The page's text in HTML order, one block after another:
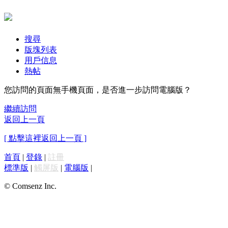
搜尋
版塊列表
用戶信息
熱帖
您訪問的頁面無手機頁面，是否進一步訪問電腦版？
繼續訪問
返回上一頁
[ 點擊這裡返回上一頁 ]
首頁 | 登錄 | 註冊
標準版 | 觸屏版 | 電腦版 |
© Comsenz Inc.